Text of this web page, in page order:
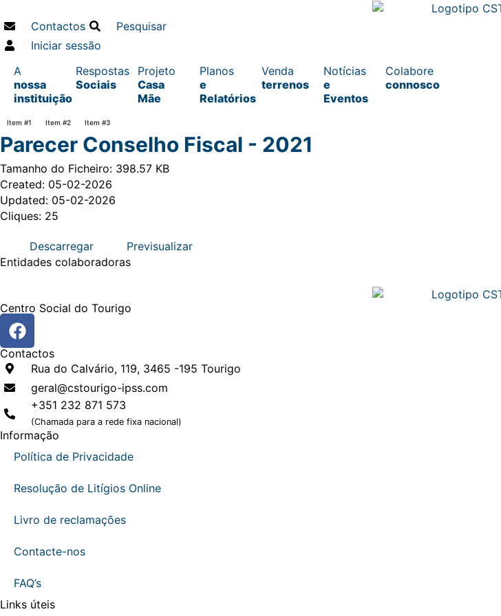
Contactos
Pesquisar
Iniciar sessão
A
nossa
instituição
Respostas
Sociais
Projeto
Casa
Mãe
Planos
e
Relatórios
Venda
terrenos
Notícias
e
Eventos
Colabore
connosco
Item #1 Item #2 Item #3
Parecer Conselho Fiscal - 2021
Tamanho do Ficheiro: 398.57 KB
Created: 05-02-2026
Updated: 05-02-2026
Cliques: 25
Descarregar
Previsualizar
Entidades colaboradoras
Centro Social do Tourigo
Contactos
Rua do Calvário, 119, 3465 -195 Tourigo
geral@cstourigo-ipss.com
+351 232 871 573
(Chamada para a rede fixa nacional)
Informação
Política de Privacidade
Resolução de Litígios Online
Livro de reclamações
Contacte-nos
FAQ’s
Links úteis